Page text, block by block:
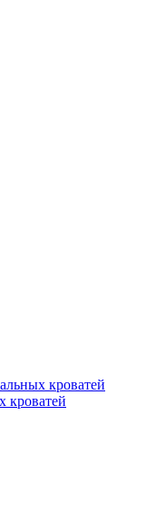
кроватей
кроватей